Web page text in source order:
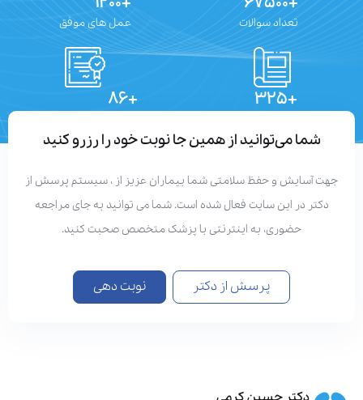
تعداد سوالات عمل های موفق
شما می‌توانید از همین جا نوبت خود را رزرو کنید
آسایش و حفظ سلامتی شما بیماران عزیز از ، سیستم پرسش از
دکتر در این سایت فعال شده است. شما می توانید به جای مراجعه
حضوری، به اینترنتی با پزشک متخصص صحبت کنید.
پرسش از دکتر نوبت دهی